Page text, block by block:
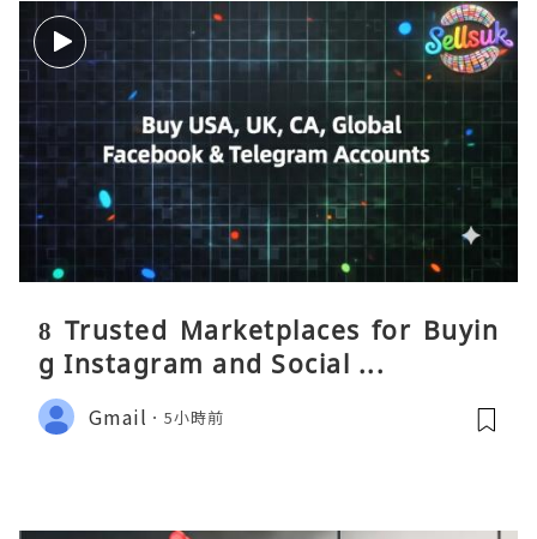
8 Trusted Marketplaces for Buyin
g Instagram and Social ...
Gmail 5小時前